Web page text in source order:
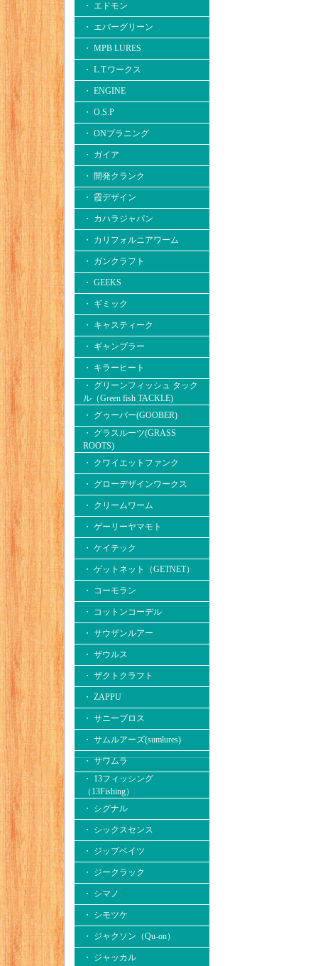
・ エドモン
・ エバーグリーン
・ MPB LURES
・ L.T.ワークス
・ ENGINE
・ O.S.P
・ ONプラニング
・ ガイア
・ 開発クランク
・ 霞デザイン
・ カハラジャパン
・ カリフォルニアワーム
・ ガンクラフト
・ GEEKS
・ ギミック
・ キャスティーク
・ ギャンブラー
・ キラーヒート
・ グリーンフィッシュ タック
ル（Green fish TACKLE)
・ グゥーバー(GOOBER)
・ グラスルーツ(GRASS
ROOTS)
・ クワイエットファンク
・ グローデザインワークス
・ クリームワーム
・ ゲーリーヤマモト
・ ケイテック
・ ゲットネット（GETNET）
・ コーモラン
・ コットンコーデル
・ サウザンルアー
・ ザウルス
・ ザクトクラフト
・ ZAPPU
・ サニーブロス
・ サムルアーズ(sumlures)
・ サワムラ
・ 13フィッシング
（13Fishing）
・ シグナル
・ シックスセンス
・ ジップベイツ
・ ジークラック
・ シマノ
・ シモツケ
・ ジャクソン（Qu-on）
・ ジャッカル